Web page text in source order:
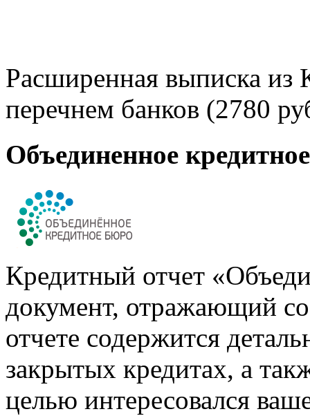
Расширенная выписка из
перечнем банков (2780
Объединенное
Кредитный отчет
документ, отражающий
отчете содержится
закрытых кредитах, а
целью интересовался